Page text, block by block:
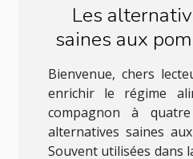
Les
saines aux
pour
Bienvenue, chers
enrichir le régime
compagnon à
alternatives saines
Souvent utilisées dans